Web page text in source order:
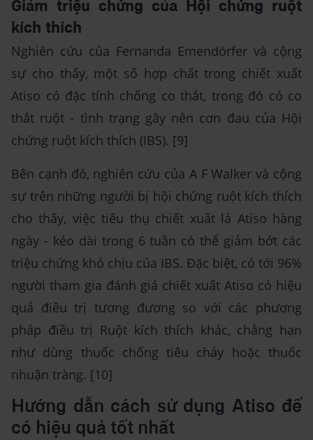
Giảm triệu chứng của Hội chứng ruột
kích thích
Nghiên cứu của Fernanda Emendörfer và cộng
sự cho thấy, một số hợp chất trong chiết xuất
Atiso có đặc tính chống co thắt, trong đó có co
thắt ruột - tình trạng gây nên cơn đau của Hội
chứng ruột kích thích (IBS). [9]
Bên cạnh đó, nghiên cứu của A F Walker và cộng
sự trên những người bị hội chứng ruột kích thích
cho thấy, việc tiêu thụ chiết xuất lá Atiso hàng
ngày - kéo dài trong 6 tuần có thể giảm bớt các
triệu chứng khó chịu của IBS. Đặc biệt, có tới 96%
người tham gia đánh giá chiết xuất Atiso có hiệu
quả điều trị tương đương so với các phương
pháp điều trị Ruột kích thích khác, chẳng hạn
như dùng thuốc chống tiêu chảy hoặc thuốc
nhuận tràng. [10]
Hướng dẫn cách sử dụng Atiso để
có hiệu quả tốt nhất